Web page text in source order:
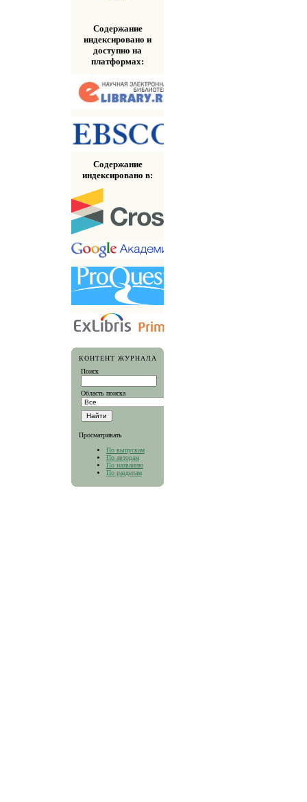
Содержание
индексировано и
доступно на
платформах:
Содержание
индексировано в:
КОНТЕНТ ЖУРНАЛА
Поиск
Область поиска
Просматривать
По выпускам
По авторам
По названию
По разделам